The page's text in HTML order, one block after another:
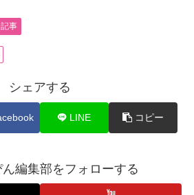
事
シェアする
LINE コピー
編集部をフォローする